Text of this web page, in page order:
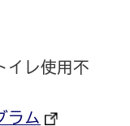
レ使用不
ラム